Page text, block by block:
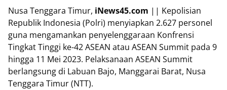
Nusa Tenggara Timur, iNews45.com || Kepolisian
Republik Indonesia (Polri) menyiapkan 2.627 personel
guna mengamankan penyelenggaraan Konfrensi
Tingkat Tinggi ke-42 ASEAN atau ASEAN Summit pada 9
hingga 11 Mei 2023. Pelaksanaan ASEAN Summit
berlangsung di Labuan Bajo, Manggarai Barat, Nusa
Tenggara Timur (NTT).